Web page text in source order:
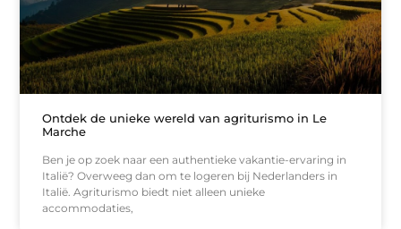
Ontdek de unieke wereld van agriturismo in Le
Marche
Ben je op zoek naar een authentieke vakantie-ervaring in
Italië? Overweeg dan om te logeren bij Nederlanders in
Italië. Agriturismo biedt niet alleen unieke
accommodaties,